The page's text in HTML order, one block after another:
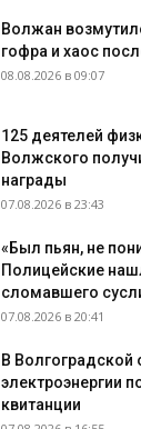
Волжан
гофра и хаос
08.08.2026 в 09:07
125 деятелей
Волжского
награды
07.08.2026 в 23:43
«Был пьян, не
Полицейские
сломавшего
07.08.2026 в 20:41
В
электроэнергии
квитанции